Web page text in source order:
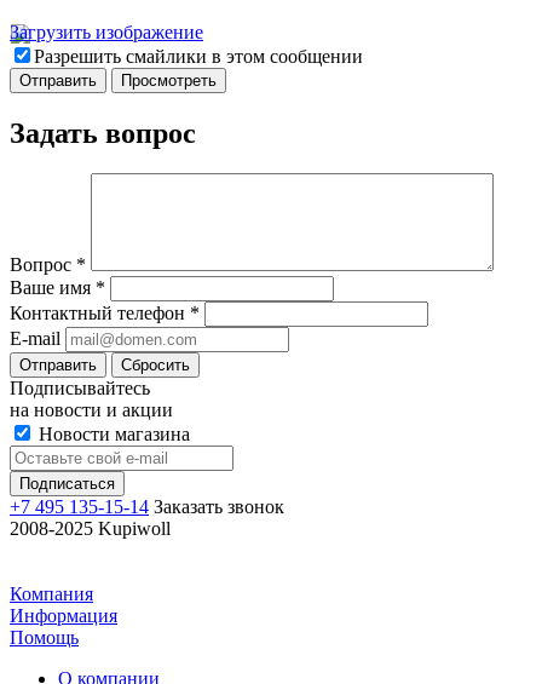
Загрузить изображение
Разрешить смайлики в этом сообщении
Задать вопрос
Вопрос *
Ваше имя *
Контактный телефон *
E-mail
Отправить Сбросить
Подписывайтесь
на новости и акции
Новости магазина
+7 495 135-15-14 Заказать звонок
2008-2025 Kupiwoll
Компания
Информация
Помощь
О компании